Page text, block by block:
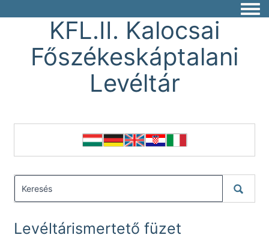
KFL.II. Kalocsai
Főszékeskáptalani
Levéltár
Levéltárismertető füzet